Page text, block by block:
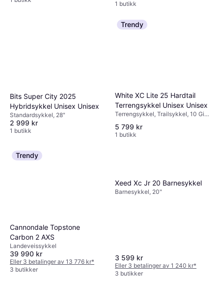
1 butikk
Bits Super City 2025
Hybridsykkel Unisex Unisex
Standardsykkel, 28"
2 999 kr
1 butikk
Trendy
White XC Lite 25 Hardtail
Terrengsykkel Unisex Unisex
Terrengsykkel, Trailsykkel, 10 Gir,
5 799 kr
1 butikk
Trendy
Cannondale Topstone
Carbon 2 AXS
Landeveissykkel
39 990 kr
Eller 3 betalinger av 13 776 kr*
3 butikker
Xeed Xc Jr 20 Barnesykkel
Barnesykkel, 20"
3 599 kr
Eller 3 betalinger av 1 240 kr*
3 butikker